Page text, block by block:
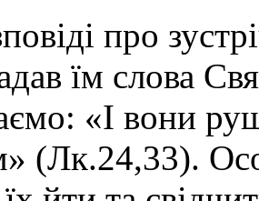
про
їм слова
«І вони
(Лк.24,33).